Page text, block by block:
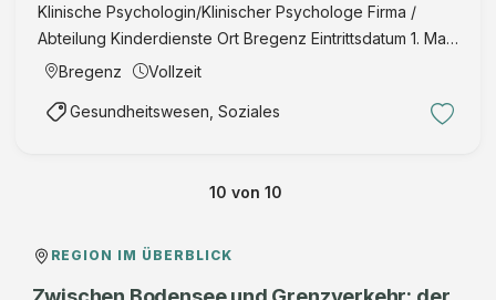
Klinische Psychologin/Klinischer Psychologe Firma /
Abteilung Kinderdienste Ort Bregenz Eintrittsdatum 1. Mai
2026 Anstellung Teilzeit
Bregenz Vollzeit
Gesundheitswesen, Soziales
10 von 10
REGION IM ÜBERBLICK